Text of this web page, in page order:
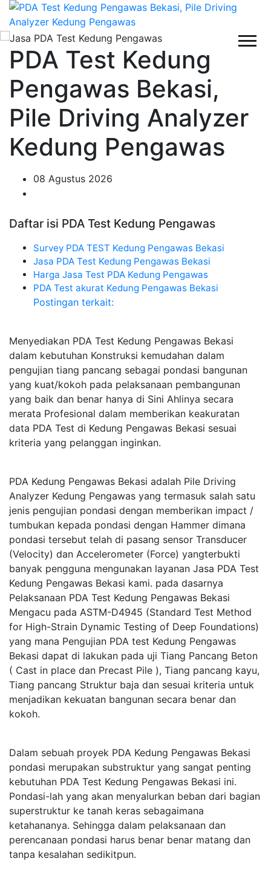
PDA Test Kedung
Pengawas Bekasi,
Pile Driving Analyzer
Kedung Pengawas
08 Agustus 2026
Daftar isi PDA Test Kedung Pengawas
Survey PDA TEST Kedung Pengawas Bekasi
Jasa PDA Test Kedung Pengawas Bekasi
Harga Jasa Test PDA Kedung Pengawas
PDA Test akurat Kedung Pengawas Bekasi
Postingan terkait:
Menyediakan PDA Test Kedung Pengawas Bekasi
dalam kebutuhan Konstruksi kemudahan dalam
pengujian tiang pancang sebagai pondasi bangunan
yang kuat/kokoh pada pelaksanaan pembangunan
yang baik dan benar hanya di Sini Ahlinya secara
merata Profesional dalam memberikan keakuratan
data PDA Test di Kedung Pengawas Bekasi sesuai
kriteria yang pelanggan inginkan.
PDA Kedung Pengawas Bekasi adalah Pile Driving
Analyzer Kedung Pengawas yang termasuk salah satu
jenis pengujian pondasi dengan memberikan impact /
tumbukan kepada pondasi dengan Hammer dimana
pondasi tersebut telah di pasang sensor Transducer
(Velocity) dan Accelerometer (Force) yangterbukti
banyak pengguna mengunakan layanan Jasa PDA Test
Kedung Pengawas Bekasi kami. pada dasarnya
Pelaksanaan PDA Test Kedung Pengawas Bekasi
Mengacu pada ASTM-D4945 (Standard Test Method
for High-Strain Dynamic Testing of Deep Foundations)
yang mana Pengujian PDA test Kedung Pengawas
Bekasi dapat di lakukan pada uji Tiang Pancang Beton
( Cast in place dan Precast Pile ), Tiang pancang kayu,
Tiang pancang Struktur baja dan sesuai kriteria untuk
menjadikan kekuatan bangunan secara benar dan
kokoh.
Dalam sebuah proyek PDA Kedung Pengawas Bekasi
pondasi merupakan substruktur yang sangat penting
kebutuhan PDA Test Kedung Pengawas Bekasi ini.
Pondasi-lah yang akan menyalurkan beban dari bagian
superstruktur ke tanah keras sebagaimana
ketahananya. Sehingga dalam pelaksanaan dan
perencanaan pondasi harus benar benar matang dan
tanpa kesalahan sedikitpun.